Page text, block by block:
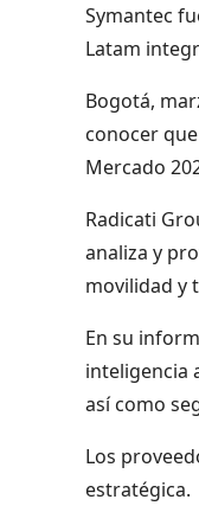
Symantec
Latam
Bogotá,
conocer
Mercado
Radicati
analiza y
movilidad y
En su
inteligencia
así como
Los
estratégica.